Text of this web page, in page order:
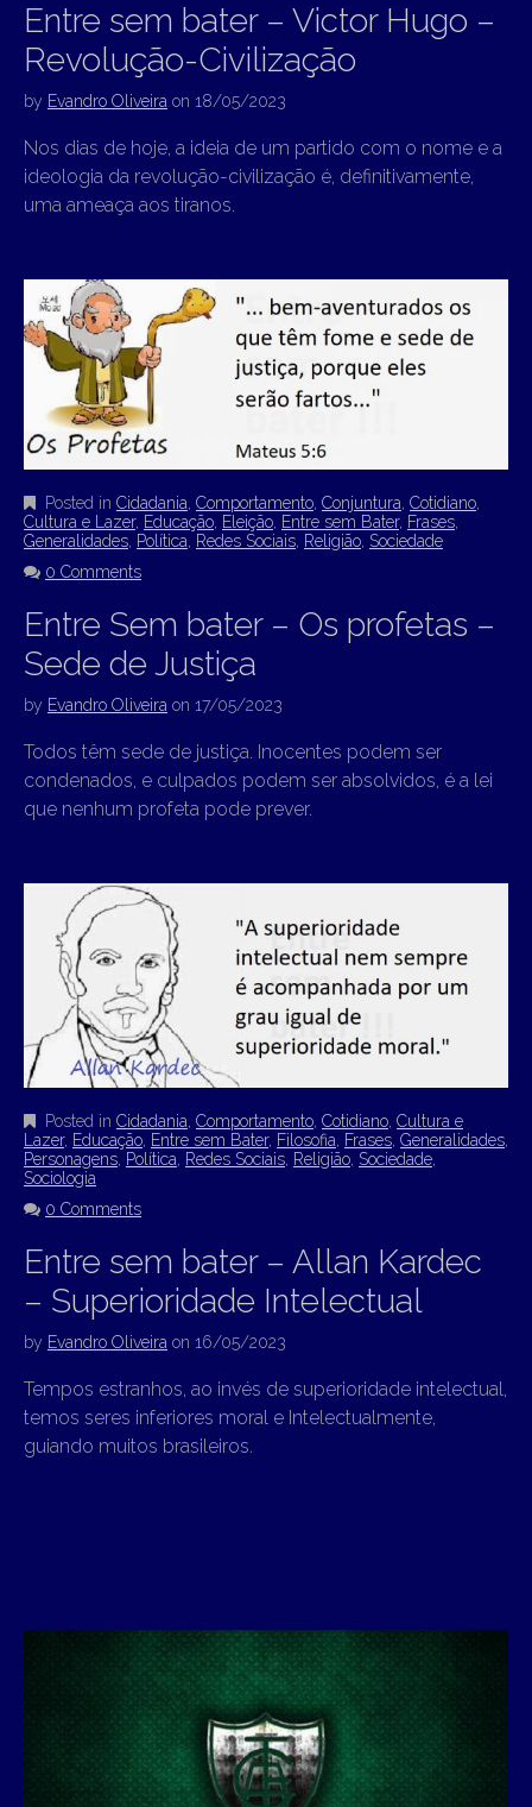
Entre sem bater – Victor Hugo –
Revolução-Civilização
by Evandro Oliveira on 18/05/2023
Nos dias de hoje, a ideia de um partido com o nome e a
ideologia da revolução-civilização é, definitivamente,
uma ameaça aos tiranos.
Posted in Cidadania Comportamento Conjuntura Cotidiano
Cultura e Lazer, Educação Eleição Entre sem Bater, Frases
Generalidades Política Redes Sociais Religião Sociedade
0 Comments
Entre Sem bater – Os profetas –
Sede de Justiça
by Evandro Oliveira on 17/05/2023
Todos têm sede de justiça. Inocentes podem ser
condenados, e culpados podem ser absolvidos, é a lei
que nenhum profeta pode prever.
Posted in Cidadania, Comportamento, Cotidiano, Cultura e
Lazer, Educação, Entre sem Bater, Filosofia, Frases, Generalidades,
Personagens, Política, Redes Sociais, Religião, Sociedade,
Sociologia
0 Comments
Entre sem bater – Allan Kardec
– Superioridade Intelectual
by Evandro Oliveira on 16/05/2023
Tempos estranhos, ao invés de superioridade intelectual,
temos seres inferiores moral e Intelectualmente,
guiando muitos brasileiros.